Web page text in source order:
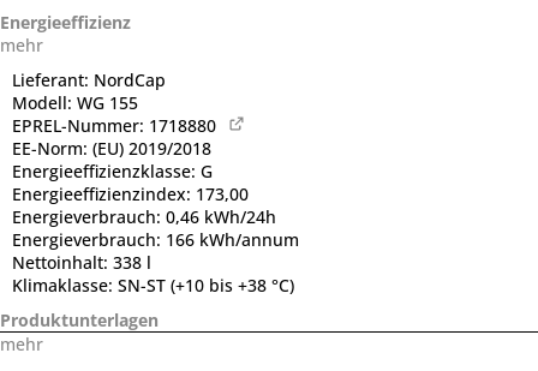
Energieeffizienz
mehr
Lieferant: NordCap
Modell: WG 155
EPREL-Nummer: 1718880
EE-Norm: (EU) 2019/2018
Energieeffizienzklasse: G
Energieeffizienzindex: 173,00
Energieverbrauch: 0,46 kWh/24h
Energieverbrauch: 166 kWh/annum
Nettoinhalt: 338 l
Klimaklasse: SN-ST (+10 bis +38 °C)
Produktunterlagen
mehr